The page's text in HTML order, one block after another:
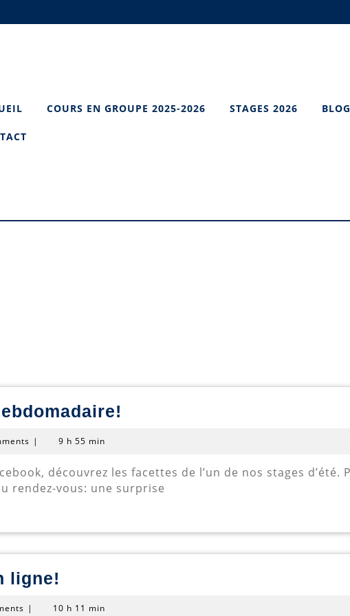
COURS EN GROUPE 2025-2026 STAGES 2026 BLOG
hebdomadaire!
| 9 h 55 min
rendez-vous: une surprise
ligne!
| 10 h 11 min